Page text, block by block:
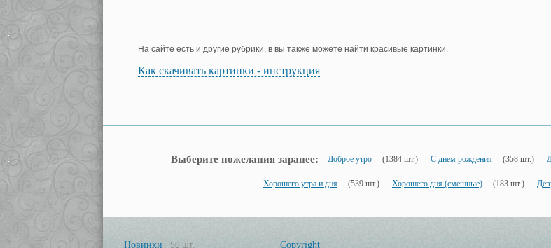
На сайте есть и другие рубрики, в вы также можете найти красивые картинки.
Как скачивать картинки - инструкция
Выберите пожелания заранее: Доброе утро (1384 шт.) С днем рождения (358 шт.)
Хорошего утра и дня (539 шт.) Хорошего дня (смешные) (183 шт.)
Новинки 50 шт. Copyright